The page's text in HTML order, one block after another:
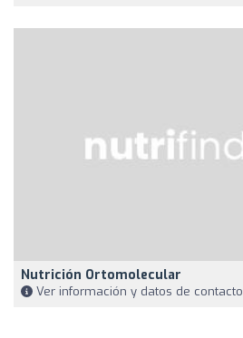
Nutrición Ortomolecular
Ver información y datos de contacto